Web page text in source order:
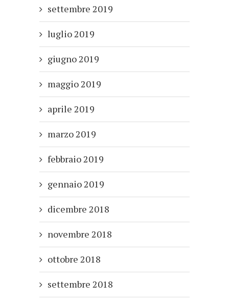
settembre 2019
luglio 2019
giugno 2019
maggio 2019
aprile 2019
marzo 2019
febbraio 2019
gennaio 2019
dicembre 2018
novembre 2018
ottobre 2018
settembre 2018